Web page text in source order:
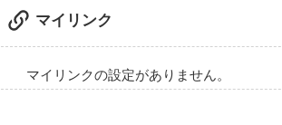
マイリンク
マイリンクの設定がありません。